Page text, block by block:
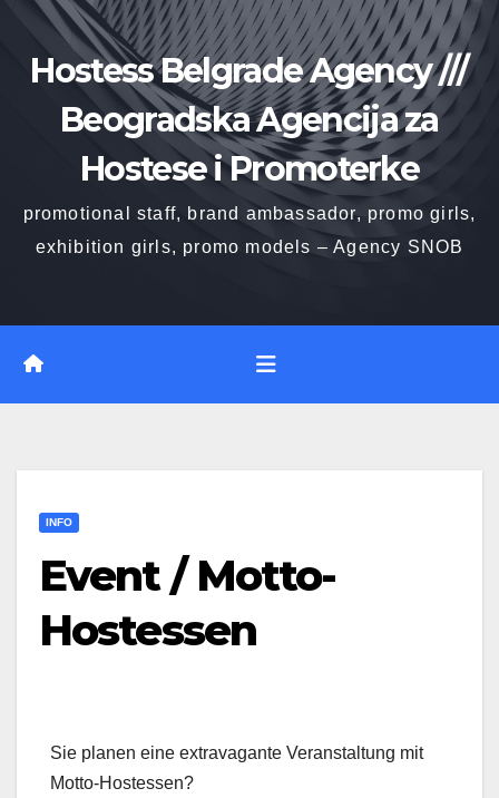
contentHostess Belgrade Agency ///
Beogradska Agencija za
Hostese i Promoterke
promotional staff, brand ambassador, promo girls,
exhibition girls, promo models – Agency SNOB
INFO
Event / Motto-
Hostessen
Sie planen eine extravagante Veranstaltung mit
Motto-Hostessen?